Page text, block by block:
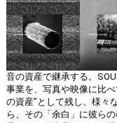
音の資産で継承する。
事業を、写真や映像に比
の資産”として残し、様々
ら、その「余白」に彼ら